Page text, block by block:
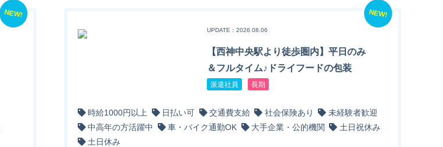
NEW! NEW!
UPDATE：2026.08.06
【西神中央駅より徒歩圏内】平日のみ
＆フルタイム♪ドライフードの包装
派遣社員 長期
時給1000円以上 日払い可 交通費支給 社会保険あり
未経験者歓迎
中高年の方活躍中
車・バイク通勤OK 大手企業・公的機関
土日祝休み
土日休み